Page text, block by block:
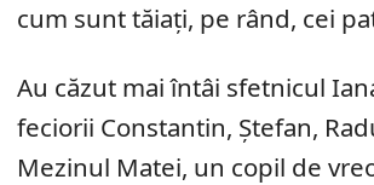
cum sunt tăiați, pe rând, cei
Au căzut mai întâi sfetnicul
feciorii Constantin, Ștefan,
Mezinul Matei, un copil de